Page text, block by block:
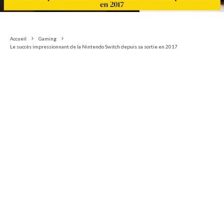
Accueil
Gaming
Le succès impressionnant de la Nintendo Switch depuis sa sortie en 2017